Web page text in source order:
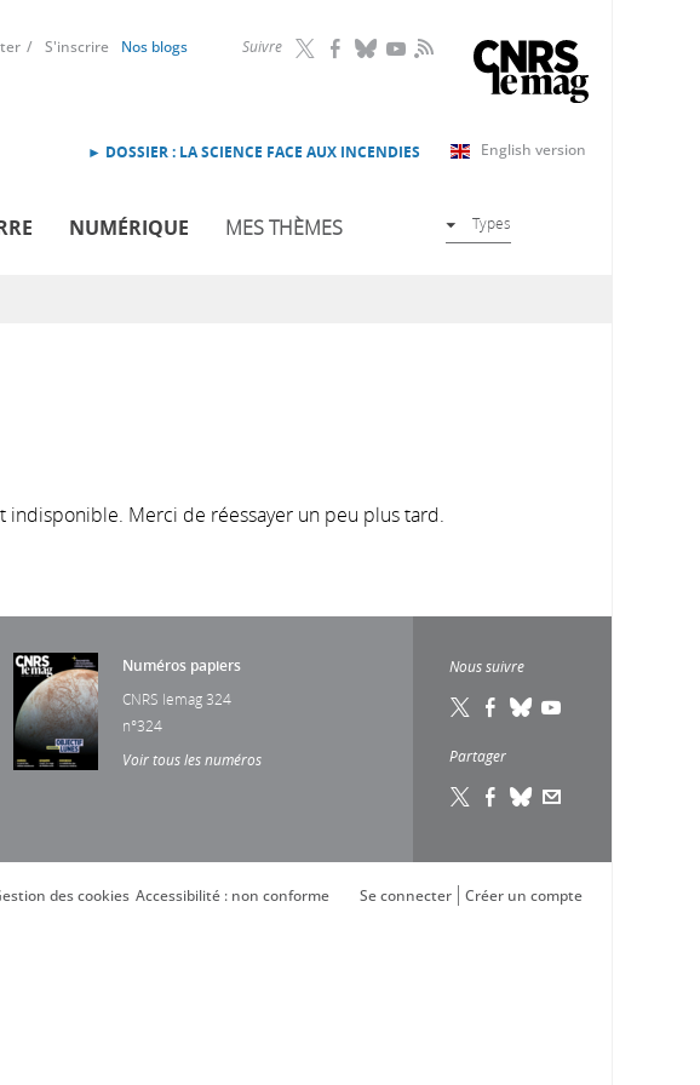
Suivre RSS
S'inscrire Nos blogs
English version
► DOSSIER : LA SCIENCE FACE AUX INCENDIES
NUMÉRIQUE MES THÈMES Types
Merci de réessayer un peu plus tard.
Numéros papiers
CNRS lemag 324
n°324
Voir tous les numéros
Nous suivre
Partager
Créer un compte
Se connecter
Accessibilité : non conforme
des cookies